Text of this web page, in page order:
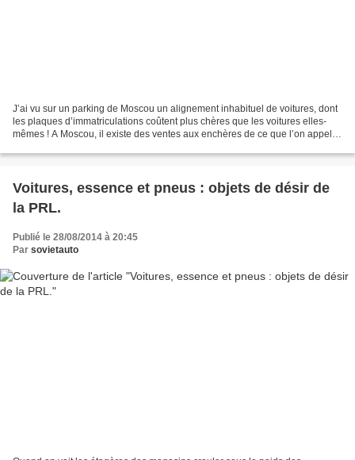
J’ai vu sur un parking de Moscou un alignement inhabituel de voitures, dont
les plaques d’immatriculations coûtent plus chères que les voitures elles-
mêmes ! A Moscou, il existe des ventes aux enchères de ce que l’on appelle
Voitures, essence et pneus : objets de désir de
la PRL.
Publié le 28/08/2014 à 20:45
Par sovietauto